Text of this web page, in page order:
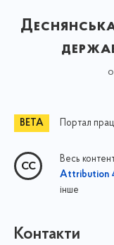
Портал
Весь
Attribution
інше
Контакти